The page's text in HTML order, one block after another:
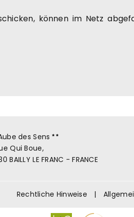
können im Netz
des Sens
Qui Boue,
BAILLY LE FRANC - FRANCE
Rechtliche Hinweise |